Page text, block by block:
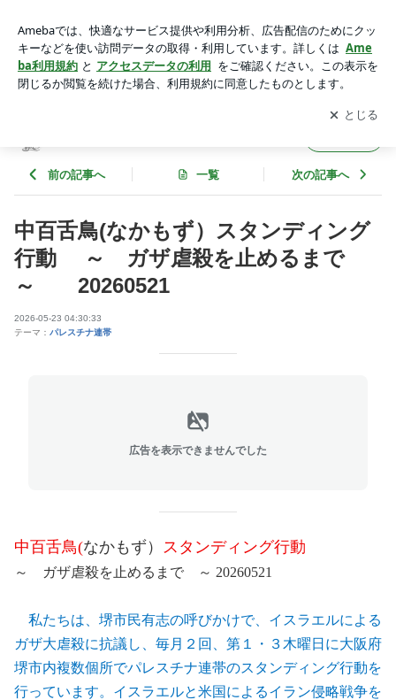
めるまで ～ 20260521 | リブ・イン・ピース☆９＋２５
アプリをダウンロードして ブログの更新通知
を受け取りまし
ょう。
開く
前の記事へ 一覧 次の記事へ
中百舌鳥(なかもず）スタンディング
行動 ～ ガザ虐殺を止めるまで
～ 20260521
2026-05-23 04:30:33
テーマ： パレスチナ連帯
広告を表示できませんでした
中百舌鳥(なかもず） スタンディング行動
～ ガザ虐殺を止めるまで ～ 20260521
私たちは、堺市民有志の呼びかけで、イスラエルによる
ガザ大虐殺に抗議し、毎月２回、第１・３木曜日に大阪府
堺市内複数個所でパレスチナ連帯のスタンディング行動を
行っています。イスラエルと米国によるイラン侵略戦争を